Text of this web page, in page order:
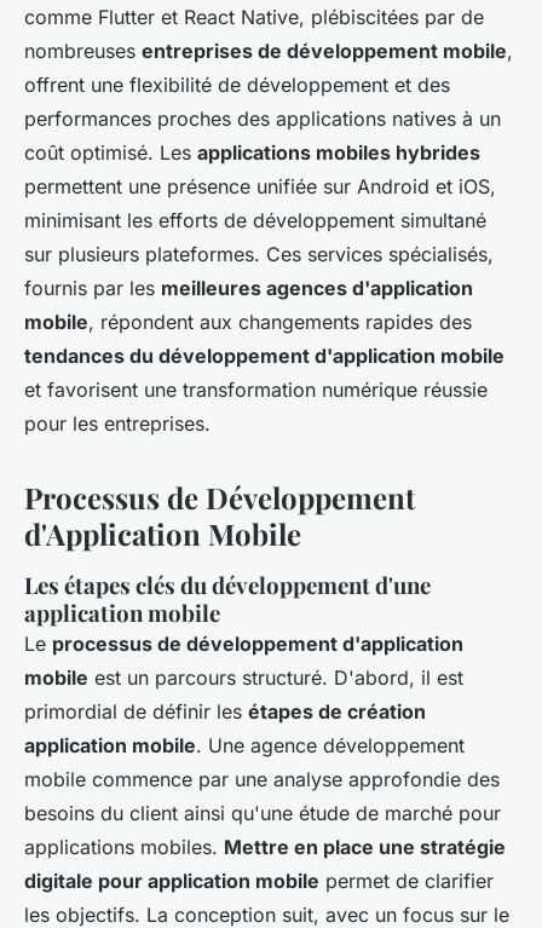
comme Flutter et React Native, plébiscitées par de
nombreuses entreprises de développement mobile,
offrent une flexibilité de développement et des
performances proches des applications natives à un
coût optimisé. Les applications mobiles hybrides
permettent une présence unifiée sur Android et iOS,
minimisant les efforts de développement simultané
sur plusieurs plateformes. Ces services spécialisés,
fournis par les meilleures agences d'application
mobile, répondent aux changements rapides des
tendances du développement d'application mobile
et favorisent une transformation numérique réussie
pour les entreprises.
Processus de Développement
d'Application Mobile
Les étapes clés du développement d'une
application mobile
Le processus de développement d'application
mobile est un parcours structuré. D'abord, il est
primordial de définir les étapes de création
application mobile. Une agence développement
mobile commence par une analyse approfondie des
besoins du client ainsi qu'une étude de marché pour
applications mobiles. Mettre en place une stratégie
digitale pour application mobile permet de clarifier
les objectifs. La conception suit, avec un focus sur le